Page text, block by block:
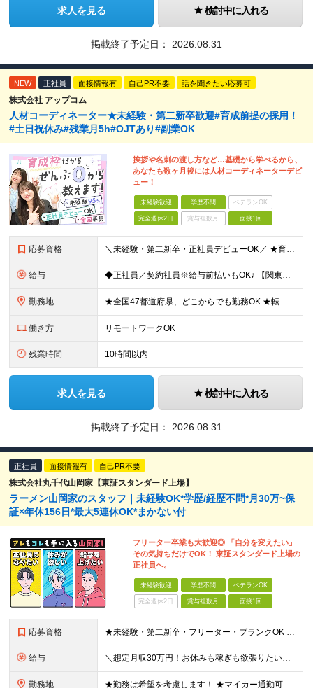
求人を見る 検討中に入れる
掲載終了予定日： 2026.08.31
NEW 正社員 面接情報有 自己PR不要 話を聞きたい応募可
株式会社 アップコム
人材コーディネーター★未経験・第二新卒歓迎#育成前提の採用！
#土日祝休み#残業月5h#OJTあり#副業OK
挨拶や名刺の渡し方など…基礎から学べるから、
あなたも数ヶ月後には人材コーディネーターデビ
ュー！
未経験歓迎 学歴不問 ベテランOK
完全週休2日 賞与複数月 面接1回
応募資格 ＼未経験・第二新卒・正社員デビューOK／ ★育成前提の採用を実施中！ ■経歴・ブランク不問 ■学歴不問 ≪≪特別なスキルや経験は必要なし！≫≫ 当社では人柄重視の採用を実施しています。 働く先輩社員
給与 ◆正社員／契約社員※給与前払いもOK♪ 【関東（一都三県）】 月給25万円～ ※固定残業代（月20時間分／月3万2383円）を含む。超過分は別途支給。 ※試用期間中の給与は月給23万円～ 【関東（北
勤務地 ★全国47都道府県、どこからでも勤務OK ★転勤なし！腰を据えて活躍◎ ★マイカー通勤OK（拠点による） ★業務に慣れたら、ゆくゆくはリモート併用やフルリモートも可能 全国のお客様先にて勤務していた
働き方 リモートワークOK
残業時間 10時間以内
求人を見る 検討中に入れる
掲載終了予定日： 2026.08.31
正社員 面接情報有 自己PR不要
株式会社丸千代山岡家【東証スタンダード上場】
ラーメン山岡家のスタッフ｜未経験OK*学歴/経歴不問*月30万~保
証×年休156日*最大5連休OK*まかない付
フリーター卒業も大歓迎◎ 「自分を変えたい」
その気持ちだけでOK！ 東証スタンダード上場の
正社員へ。
未経験歓迎 学歴不問 ベテランOK
完全週休2日 賞与複数月 面接1回
応募資格 ★未経験・第二新卒・フリーター・ブランクOK ★学歴不問！ □転職回数が気になる方 □飲食業界にチャレンジしたい方 「やってみたい」という気持ちがあれば、皆さん大歓迎です♪ ◎こんな方が活躍して
給与 ＼想定月収30万円！お休みも稼ぎも欲張りたい方にピッタリ！／ ★業績好調のため賞与2ヶ月分支給実績 ★誕生日手当など手当充実 ★年2回昇給チャンス有 ★残業代全額支給（1分単位で支給） 月給25万
勤務地 ★勤務は希望を考慮します！ ★マイカー通勤可（駐車場完備） ★全国の各店舗で募集中！続々出店予定！ ～国内300店舗、47都道府県への展開を目標に出店中！～ ▼積極採用地域▼ ・中部（富山、石川、